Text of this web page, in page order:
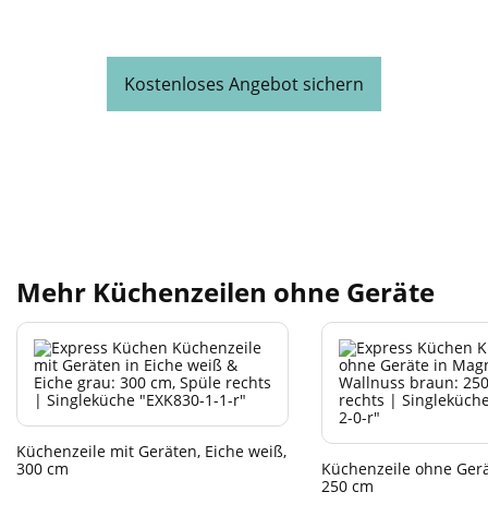
Kostenloses Angebot sichern
Mehr Küchenzeilen ohne Geräte
Küchenzeile mit Geräten, Eiche weiß,
300 cm
Küchenzeile ohne
250 cm